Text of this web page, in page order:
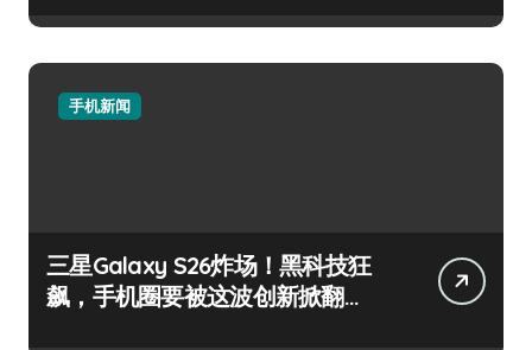
手机新闻
三星Galaxy S26炸场！黑科技狂
飙，手机圈要被这波创新掀翻